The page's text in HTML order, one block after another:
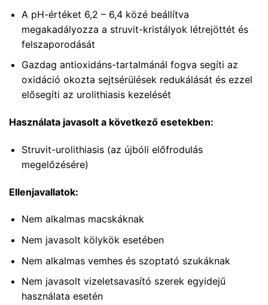
A pH-értéket 6,2 – 6,4 közé beállítva
megakadályozza a struvit-kristályok létrejöttét és
felszaporodását
Gazdag antioxidáns-tartalmánál fogva segíti az
oxidáció okozta sejtsérülések redukálását és ezzel
elősegíti az urolithiasis kezelését
Használata javasolt a következő esetekben:
Struvit-urolithiasis (az újbóli előfrodulás
megelőzésére)
Ellenjavallatok:
Nem alkalmas macskáknak
Nem javasolt kölykök esetében
Nem alkalmas vemhes és szoptató szukáknak
Nem javasolt vizeletsavasító szerek egyidejű
használata esetén